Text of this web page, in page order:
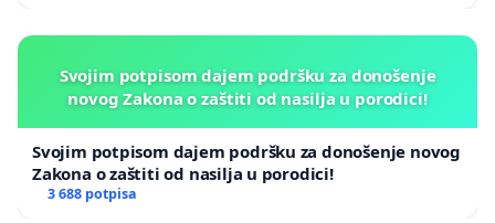
Svojim potpisom dajem podršku za donošenje
novog Zakona o zaštiti od nasilja u porodici!
Svojim potpisom dajem podršku za donošenje novog
Zakona o zaštiti od nasilja u porodici!
3 688 potpisa